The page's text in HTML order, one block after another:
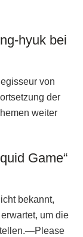
hyuk bei
von
der
weiter
Game“
bekannt,
um die